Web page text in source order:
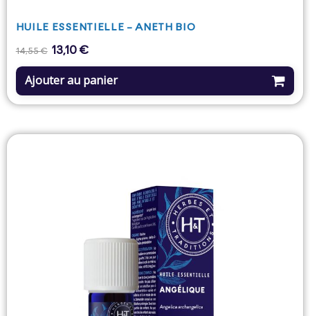
HUILE ESSENTIELLE - ANETH BIO
Prix
base
14,55 € Prix
13,10 €
Ajouter au panier